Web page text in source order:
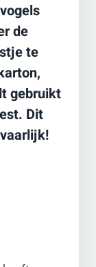
de
te
gebruikt
Dit